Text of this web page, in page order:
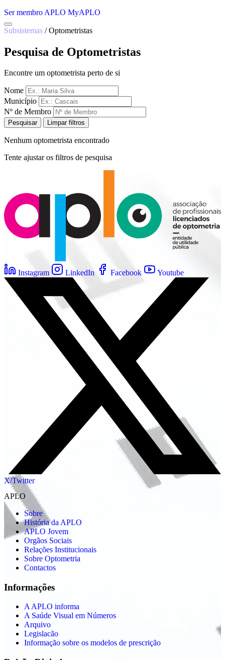
Ser membro APLO MyAPLO
Subsistemas / Optometristas
Pesquisa de Optometristas
Encontre um optometrista perto de si
Nome
Município
Nº de Membro
Pesquisar Limpar filtros
Nenhum optometrista encontrado
Tente ajustar os filtros de pesquisa
Instagram LinkedIn Facebook Youtube
X/Twitter
APLO
Sobre
História da APLO
APLO Jovem
Orgãos Sociais
Relações Institucionais
Sobre Optometria
Contactos
Informações
A APLO informa
A Saúde Visual em Números
Arquivo
Legislacão
Informação sobre os modelos de prescrição